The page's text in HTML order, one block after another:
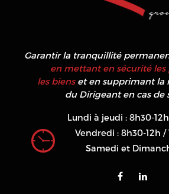
Garantir la tranquillité
en mettant en sécurité les
les bienset en supprimant la
du Dirigeant en cas de
Lundi à jeudi : 8h30-
Vendredi : 8h30-12h /
Samedi et